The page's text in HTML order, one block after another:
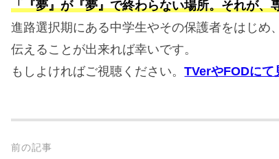
「『夢』が『夢』で終わらない場所。それが、
進路選択期にある中学生やその保護者をはじめ
伝えることが出来れば幸いです。
もしよければご視聴ください。TVerやFODにて
Post
前の記事